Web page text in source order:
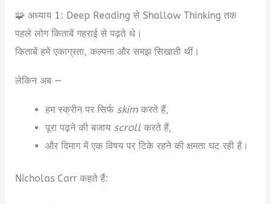
🧩 अध्याय 1: Deep Reading से Shallow Thinking तक
पहले लोग किताबें गहराई से पढ़ते थे।
किताबें हमें एकाग्रता, कल्पना और समझ सिखाती थीं।
लेकिन अब —
हम स्क्रीन पर सिर्फ skimकरते हैं,
पूरा पढ़ने की बजाय scrollकरते हैं,
और दिमाग में एक विषय पर टिके रहने की क्षमता घट रही है।
Nicholas Carr कहते हैं: